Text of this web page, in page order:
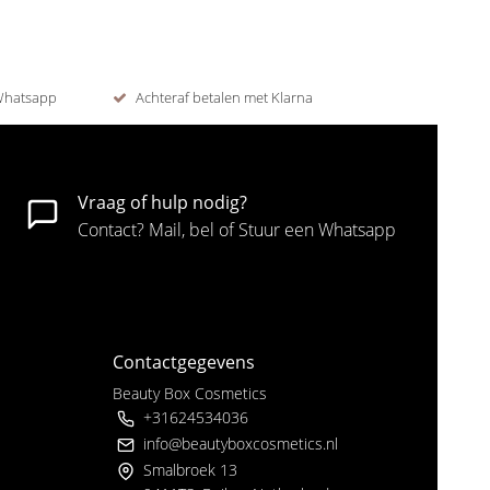
Achteraf betalen met Klarna
Vraag of hulp nodig?
Contact? Mail, bel of Stuur een Whatsapp
Contactgegevens
Beauty Box Cosmetics
+31624534036
info@beautyboxcosmetics.nl
Smalbroek 13